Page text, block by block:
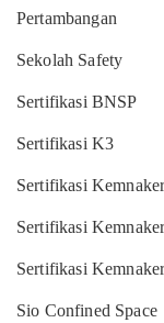
Pertambangan
Sekolah Safety
Sertifikasi BNSP
Sertifikasi K3
Sertifikasi
Sertifikasi
Sertifikasi
Sio Confined Space